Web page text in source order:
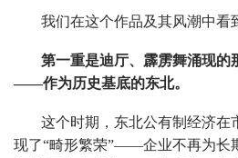
我们在这个作品及其风潮中看
第一重是迪厅、霹雳舞涌现的
——作为历史基底的东北。
这个时期，东北公有制经济在
现了“畸形繁荣”——企业不再为长